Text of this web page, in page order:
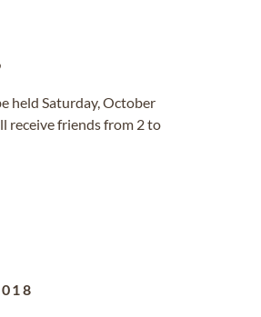
held Saturday, October
receive friends from 2 to